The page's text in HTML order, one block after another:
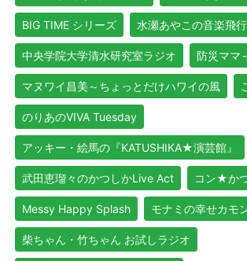
BIG TIME シリーズ 水瀬あやこの音楽飛行
中央学院大学清水研究室ラジオ 防災ママ
マヌワイ昌美～ちょっとだけハワイの風
のりあのVIVA Tuesday
アッキー・絵馬の『KATUSHIKA★演芸館』
武田恵瑠々のかつしかLive Act コン★か
Messy Happy Splash モナミの幸せカモ
柴ちゃん・竹ちゃん お試しラジオ